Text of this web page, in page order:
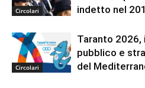
Circolari
indetto nel
Circolari
Taranto 2026,
pubblico e
del